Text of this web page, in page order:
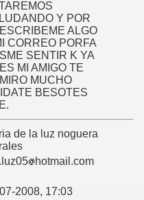
Y POR
ALGO
CORREO PORFA
SENTIR K YA
MI AMIGO TE
MUCHO
BESOTES
de la luz noguera
hotmail.com
2008, 17:03